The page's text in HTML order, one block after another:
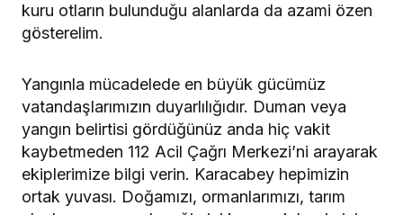
kuru otların bulunduğu alanlarda da azami özen
gösterelim.
Yangınla mücadelede en büyük gücümüz
vatandaşlarımızın duyarlılığıdır. Duman veya
yangın belirtisi gördüğünüz anda hiç vakit
kaybetmeden 112 Acil Çağrı Merkezi’ni arayarak
ekiplerimize bilgi verin. Karacabey hepimizin
ortak yuvası. Doğamızı, ormanlarımızı, tarım